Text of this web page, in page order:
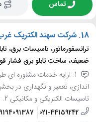
تماس
18. شرکت سهند الکتریک
ترانسفورماتور، تاسیسات برق،
ضعیف، ساخت تابلو برق فشار
1. ارایه خدمات مشاوره ای
اندازی، تعمیر و نگهداری در
تاسیسات الکتریکی و مکانیکی 2. ...
021-44159242